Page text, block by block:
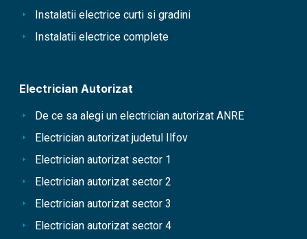
Instalatii electrice curti si gradini
Instalatii electrice complete
Electrician Autorizat
De ce sa alegi un electrician autorizat ANRE
Electrician autorizat judetul Ilfov
Electrician autorizat sector 1
Electrician autorizat sector 2
Electrician autorizat sector 3
Electrician autorizat sector 4